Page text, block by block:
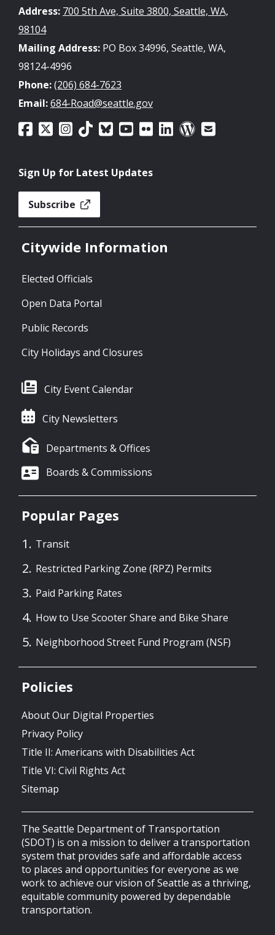
Address: 700 5th Ave, Suite 3800, Seattle, WA,
98104
Mailing Address: PO Box 34996, Seattle, WA,
98124-4996
Phone:(206) 684-7623
Email:684-Road@seattle.gov
Sign Up for Latest Updates
Subscribe
Citywide Information
Elected Officials
Open Data Portal
Public Records
City Holidays and Closures
City Event Calendar
City Newsletters
Departments & Offices
Boards & Commissions
Popular Pages
Transit
Restricted Parking Zone (RPZ) Permits
Paid Parking Rates
How to Use Scooter Share and Bike Share
Neighborhood Street Fund Program (NSF)
Policies
About Our Digital Properties
Privacy Policy
Title II: Americans with Disabilities Act
Title VI: Civil Rights Act
Sitemap
The Seattle Department of Transportation
(SDOT) is on a mission to deliver a transportation
system that provides safe and affordable access
to places and opportunities for everyone as we
work to achieve our vision of Seattle as a thriving,
equitable community powered by dependable
transportation.